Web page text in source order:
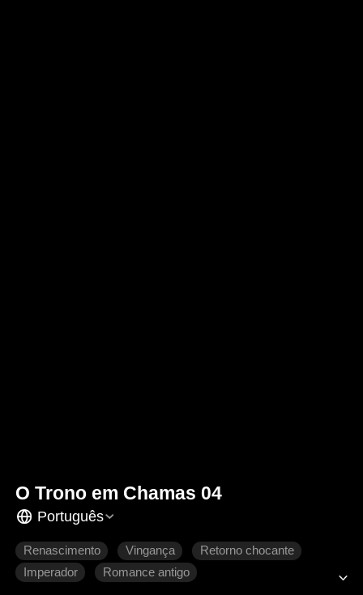
O Trono em Chamas 04
Português
Renascimento Vingança
Retorno chocante
Imperador
Romance antigo